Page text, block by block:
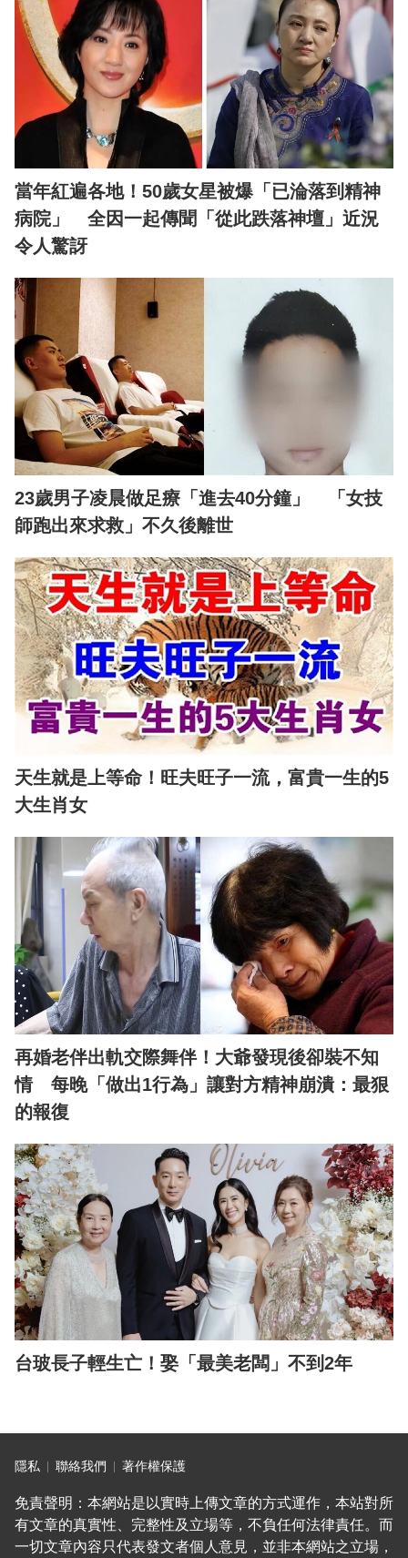
當年紅遍各地！50歲女星被爆「已淪落到精神
病院」 全因一起傳聞「從此跌落神壇」近況
令人驚訝
23歲男子凌晨做足療「進去40分鐘」 「女技
師跑出來求救」不久後離世
天生就是上等命！旺夫旺子一流，富貴一生的5
大生肖女
再婚老伴出軌交際舞伴！大爺發現後卻裝不知
情 每晚「做出1行為」讓對方精神崩潰：最狠
的報復
台玻長子輕生亡！娶「最美老闆」不到2年
隱私 聯絡我們 著作權保護
免責聲明：本網站是以實時上傳文章的方式運作，本站對所
有文章的真實性、完整性及立場等，不負任何法律責任。而
一切文章內容只代表發文者個人意見，並非本網站之立場，